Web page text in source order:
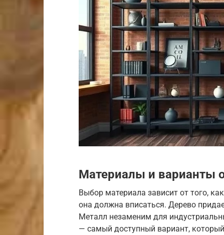
Материалы и варианты
Выбор материала зависит от того,
она должна вписаться. Дерево
Металл незаменим для
— самый доступный вариант,